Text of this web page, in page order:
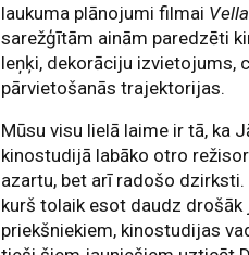
laukuma plānojumi filmai
sarežģītām ainām paredzēti
leņķi, dekorāciju izvietojums,
pārvietošanās trajektorijas.
Mūsu visu lielā laime ir tā, ka
kinostudijā labāko otro
azartu, bet arī radošo
kurš tolaik esot daudz
priekšniekiem, kinostudijas